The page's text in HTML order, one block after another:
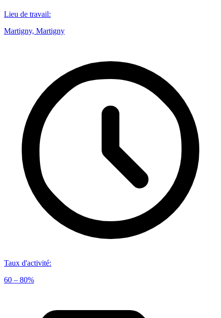
Lieu de travail:
Martigny, Martigny
Taux d'activité:
60 – 80%